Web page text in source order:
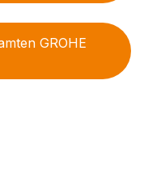
GROHE